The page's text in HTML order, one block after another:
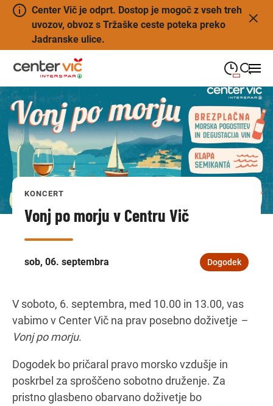
Center Vič je odprt. Dostop je mogoč z vseh treh
uvozov, obvoz s Tržaške ceste poteka preko
Jadranske ulice.
Close search
ponedeljek
PONEDELJEK —21:00
torek
TOREK 09:00—21:00
sreda
SREDA 09:00— 21:00
ČETRTEK
sobota
SOBOTA Praznik - zaprto
Navodila za pot
KONCERT
Vonj po morju v Centru Vič
sob, 06. septembra Dogodek
V soboto, 6. septembra, med 10.00 in 13.00, vas
vabimo v Center Vič na prav posebno doživetje –
Vonj po morju.
Dogodek bo pričaral pravo morsko vzdušje in
poskrbel za sproščeno sobotno druženje. Za
pristno glasbeno obarvano doživetje bo